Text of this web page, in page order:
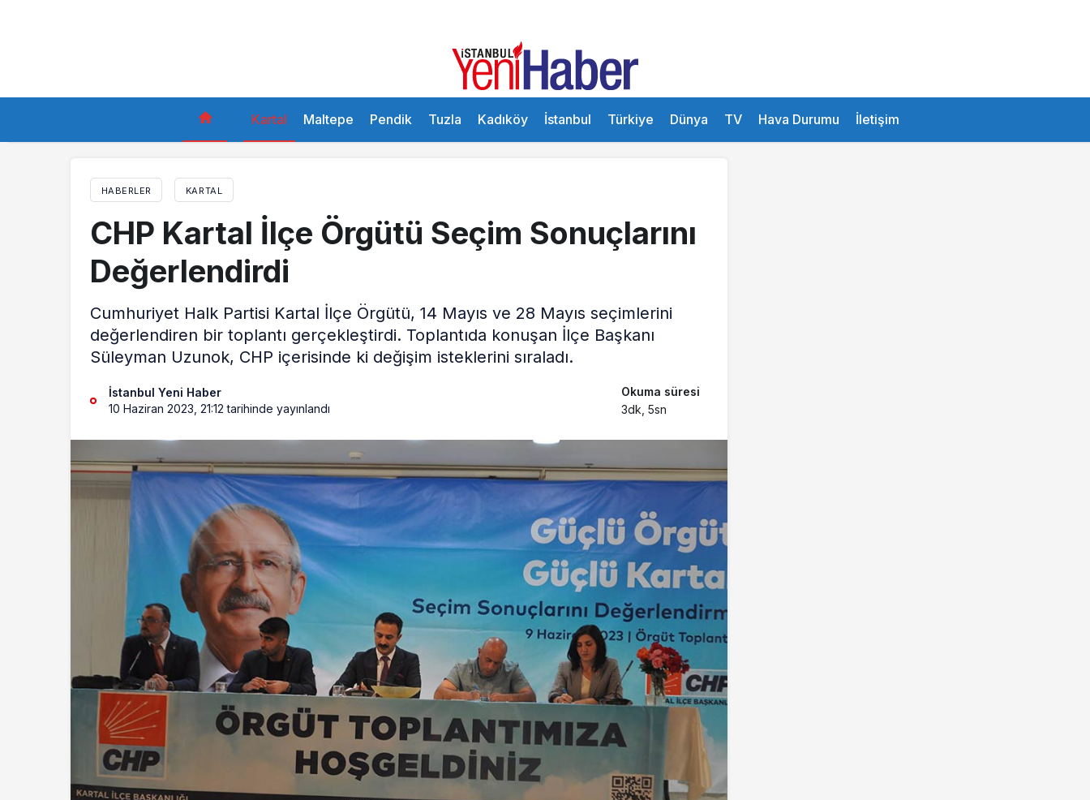
Kartal Maltepe Pendik Tuzla Kadıköy İstanbul Türkiye Dünya TV Hava Durumu İletişim
HABERLER KARTAL
CHP Kartal İlçe Örgütü Seçim Sonuçlarını
Değerlendirdi
Cumhuriyet Halk Partisi Kartal İlçe Örgütü, 14 Mayıs ve 28 Mayıs seçimlerini
değerlendiren bir toplantı gerçekleştirdi. Toplantıda konuşan İlçe Başkanı
Süleyman Uzunok, CHP içerisinde ki değişim isteklerini sıraladı.
İstanbul Yeni Haber
10 Haziran 2023, 21:12 tarihinde yayınlandı
Okuma süresi
3dk, 5sn